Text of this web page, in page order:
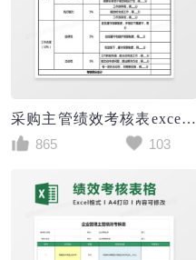
采购主管绩效考核表excel表格模板
865
103